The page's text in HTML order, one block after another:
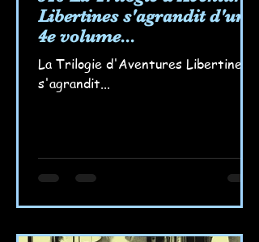
Libertines s'agrandit d'un
4e volume...
La Trilogie d'Aventures Libertines
s'agrandit...